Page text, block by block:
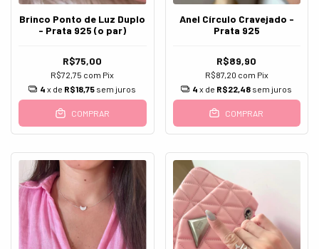
Brinco Ponto de Luz Duplo
- Prata 925 (o par)
R$75,00
R$72,75 com Pix
4 x de R$18,75 sem juros
COMPRAR
Anel Círculo Cravejado -
Prata 925
R$89,90
R$87,20 com Pix
4 x de R$22,48 sem juros
COMPRAR